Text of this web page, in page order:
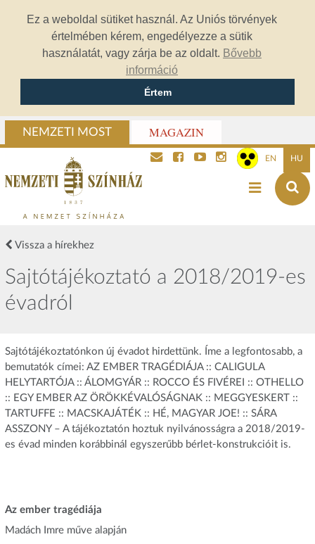
Ez a weboldal sütiket használ. Az Uniós törvények
értelmében kérem, engedélyezze a sütik
használatát, vagy zárja be az oldalt. Bővebb
információ
Értem
NEMZETI MOST MAGAZIN
EN HU
Vissza a hírekhez
Sajtótájékoztató a 2018/2019-es
évadról
Sajtótájékoztatónkon új évadot hirdettünk. Íme a legfontosabb, a
bemutatók címei: AZ EMBER TRAGÉDIÁJA :: CALIGULA
HELYTARTÓJA :: ÁLOMGYÁR :: ROCCO ÉS FIVÉREI :: OTHELLO
:: EGY EMBER AZ ÖRÖKKÉVALÓSÁGNAK :: MEGGYESKERT ::
TARTUFFE :: MACSKAJÁTÉK :: HÉ, MAGYAR JOE! :: SÁRA
ASSZONY – A tájékoztatón hoztuk nyilvánosságra a 2018/2019-
es évad minden korábbinál egyszerűbb bérlet-konstrukcióit is.
Az ember tragédiája
Madách Imre műve alapján